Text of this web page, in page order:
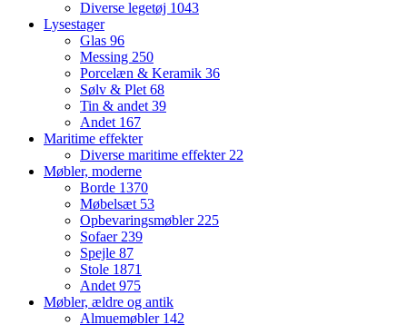
Diverse legetøj 1043
Lysestager
Glas 96
Messing 250
Porcelæn & Keramik 36
Sølv & Plet 68
Tin & andet 39
Andet 167
Maritime effekter
Diverse maritime effekter 22
Møbler, moderne
Borde 1370
Møbelsæt 53
Opbevaringsmøbler 225
Sofaer 239
Spejle 87
Stole 1871
Andet 975
Møbler, ældre og antik
Almuemøbler 142